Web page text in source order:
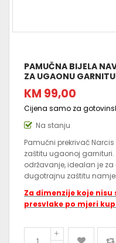
PAMUČNA BIJELA
ZA UGAONU
KM 99,00
Cijena samo za
Na stanju
Pamučni prekrivač
zaštitu ugaonoj
održavanje, idealan je
dugotrajnu zaštitu
Za dimenzije koje
presvlake po mjeri